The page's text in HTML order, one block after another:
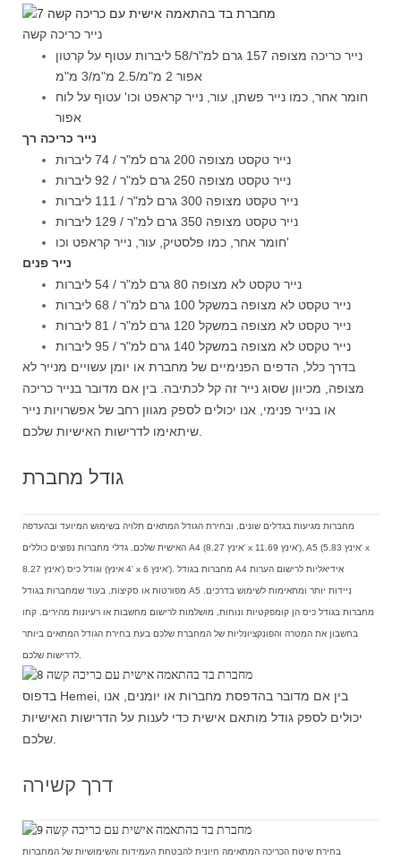
נייר כריכה קשה
נייר כריכה מצופה 157 גרם למ"ר/58 ליברות עטוף על קרטון
אפור 2 מ"מ/2.5 מ"מ/3 מ"מ
חומר אחר, כמו נייר פשתן, עור, נייר קראפט וכו' עטוף על לוח
אפור
נייר כריכה רך
נייר טקסט מצופה 200 גרם למ"ר / 74 ליברות
נייר טקסט מצופה 250 גרם למ"ר / 92 ליברות
נייר טקסט מצופה 300 גרם למ"ר / 111 ליברות
נייר טקסט מצופה 350 גרם למ"ר / 129 ליברות
חומר אחר, כמו פלסטיק, עור, נייר קראפט וכו'
נייר פנים
נייר טקסט לא מצופה 80 גרם למ"ר / 54 ליברות
נייר טקסט לא מצופה במשקל 100 גרם למ"ר / 68 ליברות
נייר טקסט לא מצופה במשקל 120 גרם למ"ר / 81 ליברות
נייר טקסט לא מצופה במשקל 140 גרם למ"ר / 95 ליברות
בדרך כלל, הדפים הפנימיים של מחברת או יומן עשויים מנייר לא
מצופה, מכיוון שסוג נייר זה קל לכתיבה. בין אם מדובר בנייר כריכה
או בנייר פנימי, אנו יכולים לספק מגוון רחב של אפשרויות נייר
גודל מחברת
מחברות מגיעות בגדלים שונים, ובחירת הגודל המתאים תלויה בשימוש המיועד ובהעדפה
האישית שלכם. גדלי מחברות נפוצים כוללים A4 (8.27 אינץ' x 11.69 אינץ'), A5 (5.83 אינץ' x
8.27 אינץ') וגודל כיס (4 אינץ' x 6 אינץ'). מחברות בגודל A4 אידיאליות לרישום הערות
מפורטות או סקיצות, בעוד שמחברות בגודל A5 ניידות יותר ומתאימות לשימוש בדרכים.
מחברות בגודל כיס הן קומפקטיות ונוחות, מושלמות לרישום מחשבות או רעיונות מהירים. קחו
בחשבון את המטרה והפונקציונליות של המחברת שלכם בעת בחירת הגודל המתאים ביותר
בדפוס Hemei, בין אם מדובר בהדפסת מחברות או יומנים, אנו
יכולים לספק גודל מותאם אישית כדי לענות על הדרישות האישיות
דרך קשירה
בחירת שיטת הכריכה המתאימה חיונית להבטחת העמידות והשימושיות של המחברות